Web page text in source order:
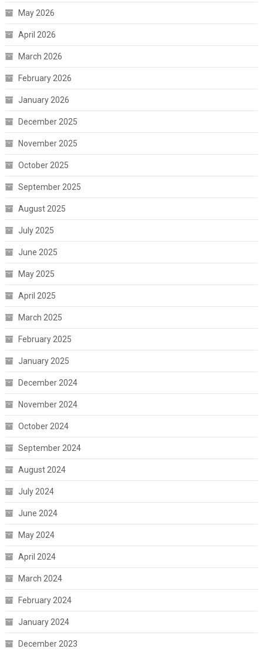
May 2026
April 2026
March 2026
February 2026
January 2026
December 2025
November 2025
October 2025
September 2025
August 2025
July 2025
June 2025
May 2025
April 2025
March 2025
February 2025
January 2025
December 2024
November 2024
October 2024
September 2024
August 2024
July 2024
June 2024
May 2024
April 2024
March 2024
February 2024
January 2024
December 2023